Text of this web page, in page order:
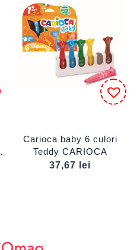
Carioca baby 6 culori
Teddy CARIOCA
37,67
lei